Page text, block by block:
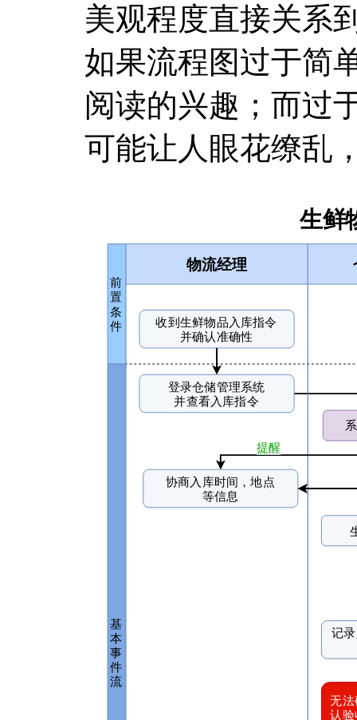
美观程度直接关系
如果流程图过于简
阅读的兴趣；而过
可能让人眼花缭乱